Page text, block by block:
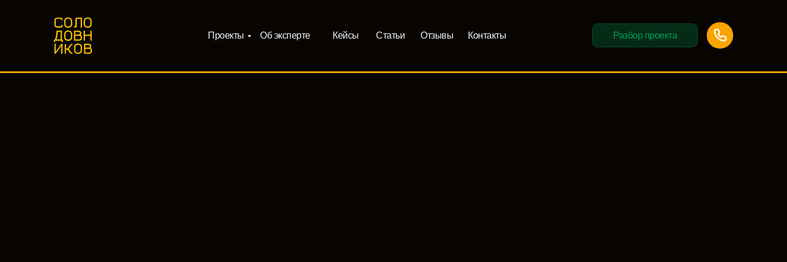
Контакты
Отзывы
Статьи
Кейсы
Проекты Об эксперте Разбор проекта
Контакты
Отзывы
Статьи
Кейсы
Проекты Об эксперте Разбор проекта